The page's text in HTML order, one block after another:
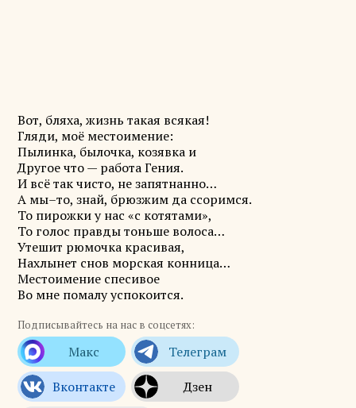
Вот, бляха, жизнь такая всякая!
Гляди, моё местоимение:
Пылинка, былочка, козявка и
Другое что — работа Гения.
И всё так чисто, не запятнанно…
А мы–то, знай, брюзжим да ссоримся.
То пирожки у нас «с котятами»,
То голос правды тоньше волоса…
Утешит рюмочка красивая,
Нахлынет снов морская конница…
Местоимение спесивое
Во мне помалу успокоится.
Подписывайтесь на нас в соцсетях: